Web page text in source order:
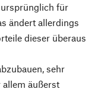
für
ändert allerdings
dieser überaus
sehr
äußerst